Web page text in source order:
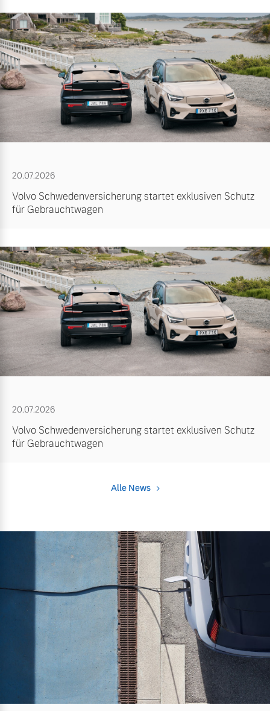
20.07.2026
Volvo Schwedenversicherung startet exklusiven Schutz
für Gebrauchtwagen
20.07.2026
Volvo Schwedenversicherung startet exklusiven Schutz
für Gebrauchtwagen
Alle News